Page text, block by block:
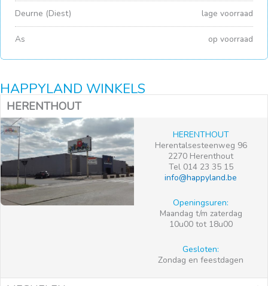
Deurne (Diest) lage voorraad
As op voorraad
HAPPYLAND WINKELS
HERENTHOUT
HERENTHOUT
Herentalsesteenweg 96
2270 Herenthout
Tel 014 23 35 15
info@happyland.be
Openingsuren:
Maandag t/m zaterdag
10u00 tot 18u00
Gesloten:
Zondag en feestdagen